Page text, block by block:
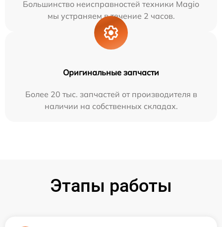
Большинство неисправностей техники Magio
мы устраняем в течение 2 часов.
Оригинальные запчасти
Более 20 тыс. запчастей от производителя в
наличии на собственных складах.
Этапы работы